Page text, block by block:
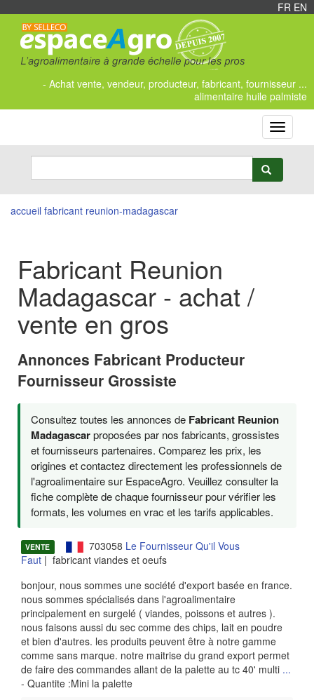
FR EN
- Achat vente, vendeur, producteur, fabricant, fournisseur ...
alimentaire huile palmiste
Toggle
accueil fabricant reunion-madagascar
Fabricant Reunion
Madagascar - achat /
vente en gros
Annonces Fabricant Producteur
Fournisseur Grossiste
Consultez toutes les annonces de Fabricant Reunion
Madagascarproposées par nos fabricants, grossistes
et fournisseurs partenaires. Comparez les prix, les
origines et contactez directement les professionnels de
l'agroalimentaire sur EspaceAgro. Veuillez consulter la
fiche complète de chaque fournisseur pour vérifier les
formats, les volumes en vrac et les tarifs applicables.
VENTE 703058 Le Fournisseur Qu'il Vous
Faut | fabricant viandes et oeufs
bonjour, nous sommes une société d'export basée en france.
nous sommes spécialisés dans l'agroalimentaire
principalement en surgelé ( viandes, poissons et autres ).
nous faisons aussi du sec comme des chips, lait en poudre
et bien d'autres. les produits peuvent être à notre gamme
comme sans marque. notre maitrise du grand export permet
de faire des commandes allant de la palette au tc 40' multi ...
- Quantite :Mini la palette